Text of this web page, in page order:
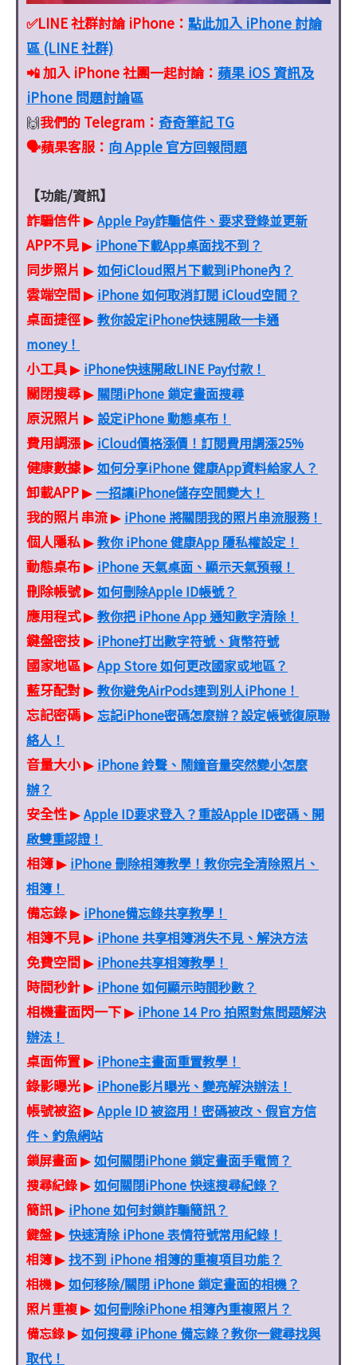
✅LINE 社群討論 iPhone： 點此加入 iPhone 討論
區 (LINE 社群)
📲 加入 iPhone 社團一起討論： 蘋果 iOS 資訊及
iPhone 問題討論區
🙌我們的 Telegram： 奇奇筆記 TG
🗣️蘋果客服： 向 Apple 官方回報問題
【功能/資訊】
詐騙信件▶Apple Pay詐騙信件、要求登錄並更新
APP不見▶ iPhone下載App桌面找不到？
同步照片 ▶如何iCloud照片下載到iPhone內？
雲端空間▶ iPhone 如何取消訂閱 iCloud空間？
桌面捷徑▶教你設定iPhone快速開啟一卡通
money！
小工具▶ iPhone快速開啟LINE Pay付款！
關閉搜尋▶ 關閉iPhone 鎖定畫面搜尋
原況照片 ▶ 設定iPhone 動態桌布！
費用調漲▶ iCloud價格漲價！訂閱費用調漲25%
健康數據▶如何分享iPhone 健康App資料給家人？
卸載APP▶ 一招讓iPhone儲存空間變大！
我的照片串流▶ iPhone 將關閉我的照片串流服務！
個人隱私▶教你 iPhone 健康App 隱私權設定！
動態桌布▶ iPhone 天氣桌面、顯示天氣預報！
刪除帳號▶如何刪除Apple ID帳號？
應用程式▶教你把 iPhone App 通知數字清除！
鍵盤密技▶ iPhone打出數字符號、貨幣符號
國家地區▶App Store 如何更改國家或地區？
藍牙配對▶教你避免AirPods連到別人iPhone！
忘記密碼▶忘記iPhone密碼怎麼辦？設定帳號復原聯
絡人！
音量大小▶ iPhone 鈴聲、鬧鐘音量突然變小怎麼
辦？
安全性▶Apple ID要求登入？重設Apple ID密碼、開
啟雙重認證！
相簿▶ iPhone 刪除相簿教學！教你完全清除照片、
相簿！
備忘錄▶ iPhone備忘錄共享教學！
相簿不見▶ iPhone 共享相簿消失不見、解決方法
免費空間▶ iPhone共享相簿教學！
時間秒針▶ iPhone 如何顯示時間秒數？
相機畫面閃一下▶ iPhone 14 Pro 拍照對焦問題解決
辦法！
桌面佈置▶ iPhone主畫面重置教學！
錄影曝光▶ iPhone影片曝光、變亮解決辦法！
帳號被盜▶Apple ID 被盜用！密碼被改、假官方信
件、釣魚網站
鎖屏畫面▶如何關閉iPhone 鎖定畫面手電筒？
搜尋紀錄▶如何關閉iPhone 快速搜尋紀錄？
簡訊▶ iPhone 如何封鎖詐騙簡訊？
鍵盤▶快速清除 iPhone 表情符號常用紀錄！
相簿▶找不到 iPhone 相簿的重複項目功能？
相機▶如何移除/關閉 iPhone 鎖定畫面的相機？
照片重複▶如何刪除iPhone 相簿內重複照片？
備忘錄▶如何搜尋 iPhone 備忘錄？教你一鍵尋找與
取代！